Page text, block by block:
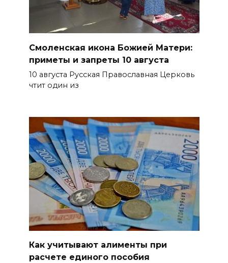
могут признать лучшими в
комплексы БПЛА для
На юге и северо-востоке
Ростовской области сегодня
до +40 °C
09 августа 2026 10:31
В 21 донском муниципалитете
ожидается чрезвычайная
09 августа 2026 09:34
Смоленская икона Божией Матери:
приметы и запреты 10 августа
10 августа Русская Православная Церковь
чтит один из
Как учитывают алименты при
расчете единого пособия